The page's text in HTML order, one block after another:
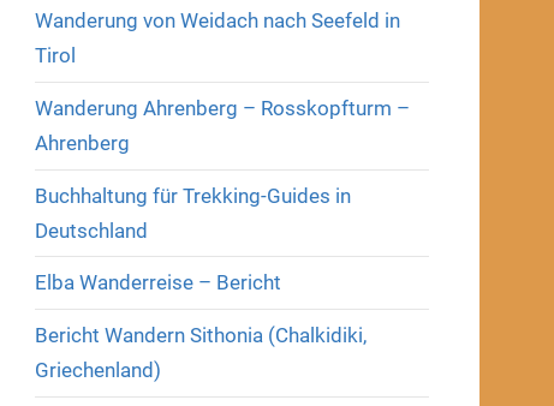
Wanderung von Weidach nach Seefeld in
Tirol
Wanderung Ahrenberg – Rosskopfturm –
Ahrenberg
Buchhaltung für Trekking-Guides in
Deutschland
Elba Wanderreise – Bericht
Bericht Wandern Sithonia (Chalkidiki,
Griechenland)